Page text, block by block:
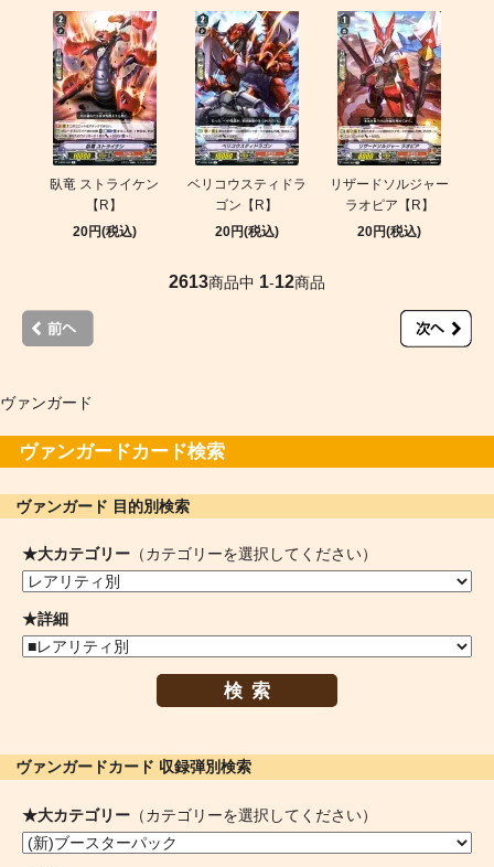
臥竜 ストライケン
【R】
20円(税込)
ベリコウスティドラ
ゴン【R】
20円(税込)
リザードソルジャー
ラオピア【R】
20円(税込)
2613商品中 1-12商品
ヴァンガード
ヴァンガードカード検索
ヴァンガード 目的別検索
★大カテゴリー （カテゴリーを選択してください）
★詳細
検索
ヴァンガードカード 収録弾別検索
★大カテゴリー （カテゴリーを選択してください）